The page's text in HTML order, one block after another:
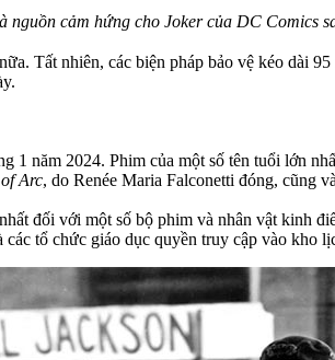
nguồn cảm hứng cho Joker của DC Comics
Tất nhiên, các biện pháp bảo vệ kéo dài
1 năm 2024. Phim của một số tên tuổi lớn
Arc, do Renée Maria Falconetti đóng, cũng
đối với một số bộ phim và nhân vật kinh
tổ chức giáo dục quyền truy cập vào kho